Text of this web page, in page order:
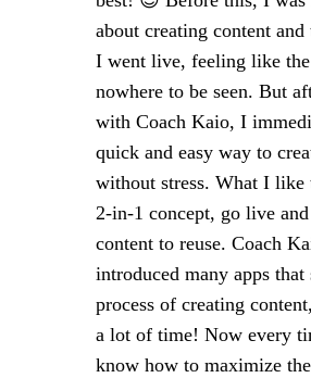
about creating content
I went live, feeling like
nowhere to be seen. But
with Coach Kaio, I
quick and easy way to
without stress. What I
2-in-1 concept, go live
content to reuse. Coach
introduced many apps
process of creating
a lot of time! Now every
know how to maximize